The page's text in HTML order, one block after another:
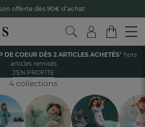
offerte dès 90€ d’achat
offert avec Colissimo* !
3x ou 4x sans frais avec Alma
: offrez 15€, recevez 15€ !
Je
découvre
de coeurdès 2 articles achetés !
profite
DE COEUR DÈS 2 ARTICLES ACHETÉS* hors
articles remisés
J'EN PROFITE
de bain Cape de bain
BAIN ENFANT ET BÉBÉ
4 collections